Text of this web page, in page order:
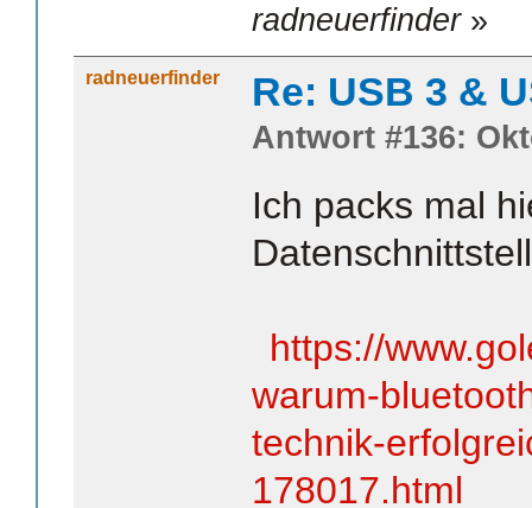
radneuerfinder»
radneuerfinder Re: USB 3 &
Antwort #136:
Ich packs mal
https://
warum-
technik-
178017.html